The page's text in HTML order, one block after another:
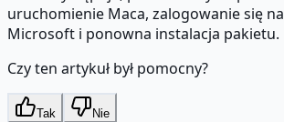
uruchomienie Maca, zalogowanie się
Microsoft i ponowna instalacja pakietu.
Czy ten artykuł był pomocny?
Tak Nie